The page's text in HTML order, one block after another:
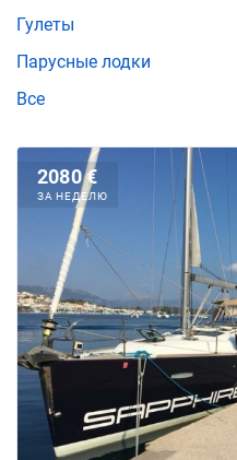
Гулеты
Парусные лодки
Все
2080 €
ЗА НЕДЕЛЮ